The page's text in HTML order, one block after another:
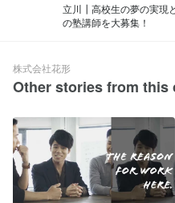
立川┃高校生の夢の実現
の塾講師を大募集！
株式会社花形
Other stories from this